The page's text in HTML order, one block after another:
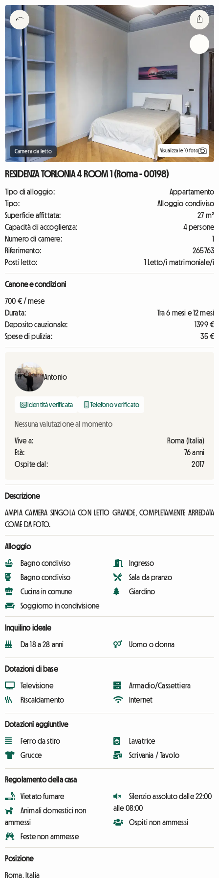
Camera da letto Visualizza le 10 foto
RESIDENZA TORLONIA 4 ROOM 1 (Roma - 00198)
Tipo di alloggio:
Appartamento
Tipo:
Alloggio condiviso
Superficie affittata:
27 m²
Capacità di accoglienza:
4 persone
Numero di camere:
1
Riferimento:
265763
Posti letto:
1 Letto/i matrimoniale/i
Canone e condizioni
700 € / mese
Durata:
Tra 6 mesi e 12 mesi
Deposito cauzionale:
1399 €
Spese di pulizia:
35 €
Antonio
Identità verificata Telefono verificato
Nessuna valutazione al momento
Vive a:
Roma (Italia)
Età:
76 anni
Ospite dal:
2017
Descrizione
AMPIA CAMERA SINGOLA CON LETTO GRANDE, COMPLETAMENTE ARREDATA
COME DA FOTO.
Alloggio
Bagno condiviso
Bagno condiviso
Cucina in comune
Soggiorno in condivisione
Ingresso
Sala da pranzo
Giardino
Inquilino ideale
Da 18 a 28 anni Uomo o donna
Dotazioni di base
Televisione
Riscaldamento
Armadio/Cassettiera
Internet
Dotazioni aggiuntive
Ferro da stiro
Grucce
Lavatrice
Scrivania / Tavolo
Regolamento della casa
Vietato fumare
Animali domestici non
ammessi
Feste non ammesse
Silenzio assoluto dalle 22:00
alle 08:00
Ospiti non ammessi
Posizione
Roma, Italia